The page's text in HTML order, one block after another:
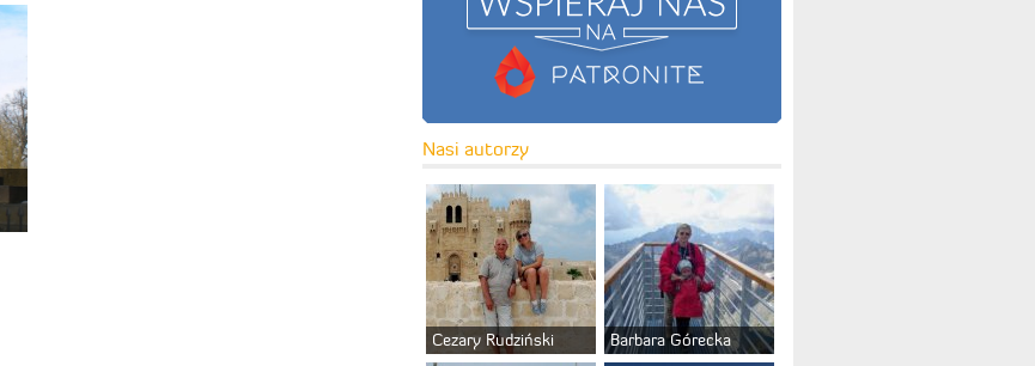
Nasi autorzy
Cezary Rudziński Barbara Górecka